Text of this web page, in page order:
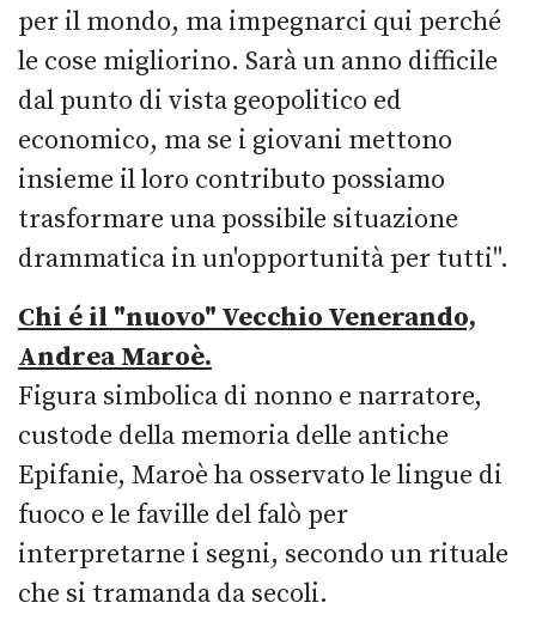
per il mondo, ma impegnarci qui perché
le cose migliorino. Sarà un anno difficile
dal punto di vista geopolitico ed
economico, ma se i giovani mettono
insieme il loro contributo possiamo
trasformare una possibile situazione
drammatica in un'opportunità per tutti".
Chi é il "nuovo" Vecchio Venerando,
Andrea Maroè.
Figura simbolica di nonno e narratore,
custode della memoria delle antiche
Epifanie, Maroè ha osservato le lingue di
fuoco e le faville del falò per
interpretarne i segni, secondo un rituale
che si tramanda da secoli.